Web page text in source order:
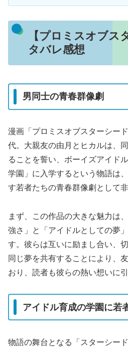
【プロミスオブス
タバレ感想
男同士の青春群像劇
漫画「プロミスオブスターシー
代。大親友の由月とヒカルは、
ることを誓い、ボーイズアイド
学園」に入学するという物語は
す若者たちの青春群像劇として
まず、この作品の大きな魅力は
強さ」と「アイドルとしての夢
す。彼らは互いに励まし合い、
同じ夢を共有することにより、
おり、読者も彼らの熱い想いに
アイドル育成の学園に若
物語の舞台となる「スターシー